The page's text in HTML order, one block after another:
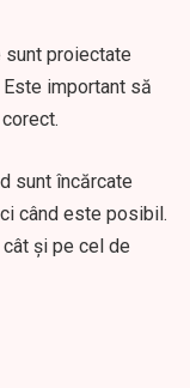
proiectate
important să
sunt încărcate
când este posibil.
și pe cel de